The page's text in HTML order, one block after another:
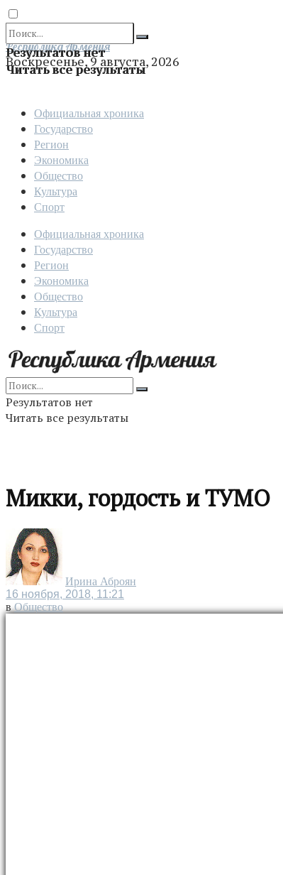
Результатов нет
Читать все результаты
Отправить
Республика Армения
Воскресенье, 9 августа, 2026
Официальная хроника
Государство
Регион
Экономика
Общество
Культура
Спорт
Официальная хроника
Государство
Регион
Экономика
Общество
Культура
Спорт
Результатов нет
Читать все результаты
Микки, гордость и ТУМО
Ирина Аброян
16 ноября, 2018, 11:21
в Общество